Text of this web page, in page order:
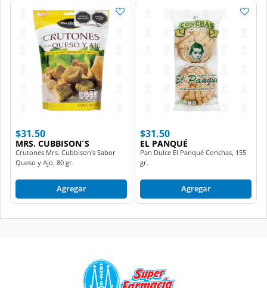
$31.50
MRS. CUBBISON´S
Crutones Mrs. Cubbison's Sabor
Queso y Ajo, 80 gr.
Agregar
$31.50
EL PANQUÉ
Pan Dulce El Panqué Conchas, 155
gr.
Agregar